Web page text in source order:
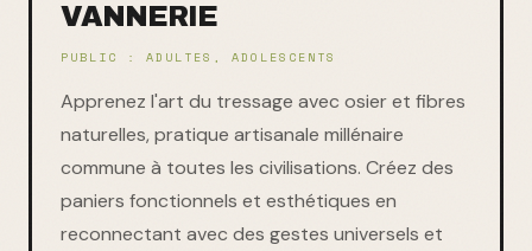
VANNERIE
PUBLIC : ADULTES, ADOLESCENTS
Apprenez l'art du tressage avec osier et fibres
naturelles, pratique artisanale millénaire
commune à toutes les civilisations. Créez des
paniers fonctionnels et esthétiques en
reconnectant avec des gestes universels et